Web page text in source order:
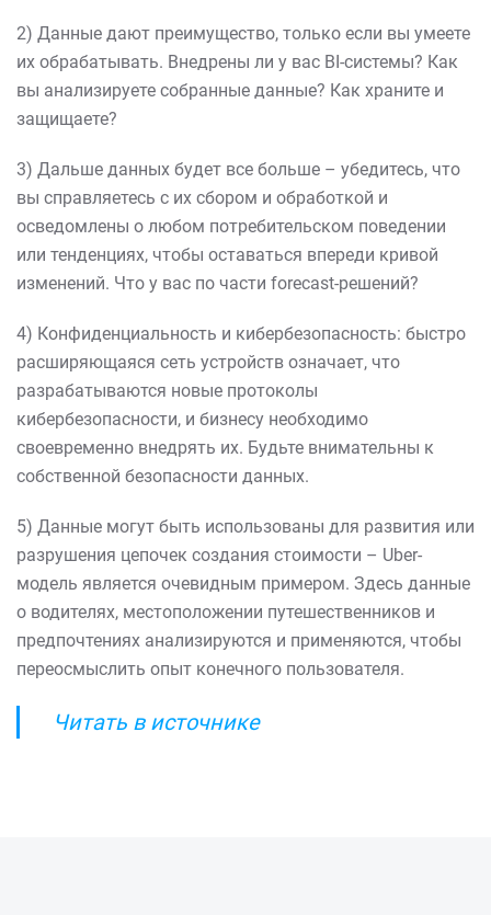
2) Данные дают преимущество, только если вы умеете
их обрабатывать. Внедрены ли у вас BI-системы? Как
вы анализируете собранные данные? Как храните и
защищаете?
3) Дальше данных будет все больше – убедитесь, что
вы справляетесь с их сбором и обработкой и
осведомлены о любом потребительском поведении
или тенденциях, чтобы оставаться впереди кривой
изменений. Что у вас по части forecast-решений?
4) Конфиденциальность и кибербезопасность: быстро
расширяющаяся сеть устройств означает, что
разрабатываются новые протоколы
кибербезопасности, и бизнесу необходимо
своевременно внедрять их. Будьте внимательны к
собственной безопасности данных.
5) Данные могут быть использованы для развития или
разрушения цепочек создания стоимости – Uber-
модель является очевидным примером. Здесь данные
о водителях, местоположении путешественников и
предпочтениях анализируются и применяются, чтобы
переосмыслить опыт конечного пользователя.
Читать в источнике